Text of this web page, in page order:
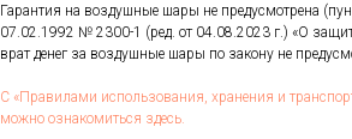
Га­ран­тия на воз­душные ша­ры не пре­дус­мотре­на
07.02.1992 № 2300-1 (ред. от 04.08.2023 г.) «О
врат де­нег за воз­душные ша­ры по за­кону не
С «Пра­вила­ми ис­поль­зо­вания, хра­нения и
мож­но оз­на­комить­ся здесь.